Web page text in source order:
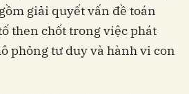
giải quyết vấn đề toán
then chốt trong việc phát
phỏng tư duy và hành vi con